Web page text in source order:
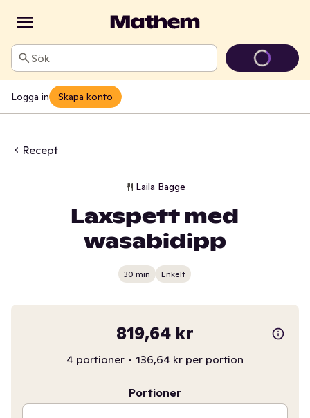
Sök
Logga in Skapa konto
Recept
Laila Bagge
Laxspett med
wasabidipp
30 min Enkelt
819,64 kr
4 portioner • 136,64 kr per portion
Portioner